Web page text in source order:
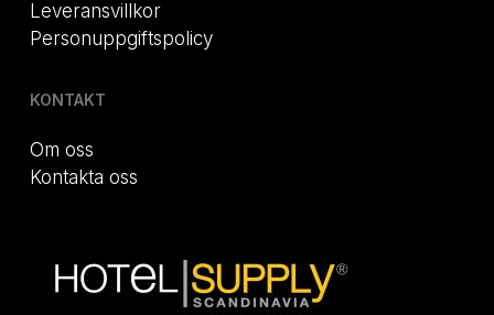
Leveransvillkor
Personuppgiftspolicy
KONTAKT
Om oss
Kontakta oss